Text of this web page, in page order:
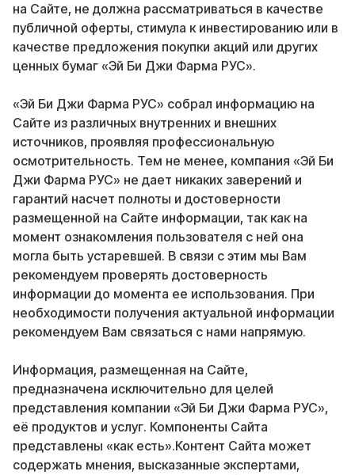
на Сайте, не должна рассматриваться в качестве
публичной оферты, стимула к инвестированию или в
качестве предложения покупки акций или других
ценных бумаг «Эй Би Джи Фарма РУС».
«Эй Би Джи Фарма РУС» собрал информацию на
Сайте из различных внутренних и внешних
источников, проявляя профессиональную
осмотрительность. Тем не менее, компания «Эй Би
Джи Фарма РУС» не дает никаких заверений и
гарантий насчет полноты и достоверности
размещенной на Сайте информации, так как на
момент ознакомления пользователя с ней она
могла быть устаревшей. В связи с этим мы Вам
рекомендуем проверять достоверность
информации до момента ее использования. При
необходимости получения актуальной информации
рекомендуем Вам связаться с нами напрямую.
Информация, размещенная на Сайте,
предназначена исключительно для целей
представления компании «Эй Би Джи Фарма РУС»,
её продуктов и услуг. Компоненты Сайта
представлены «как есть».Контент Сайта может
содержать мнения, высказанные экспертами,